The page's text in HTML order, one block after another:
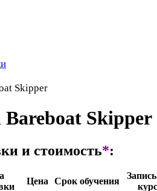
Skipper
Skipper
и стоимость*:
Цена Срок обучения
курс